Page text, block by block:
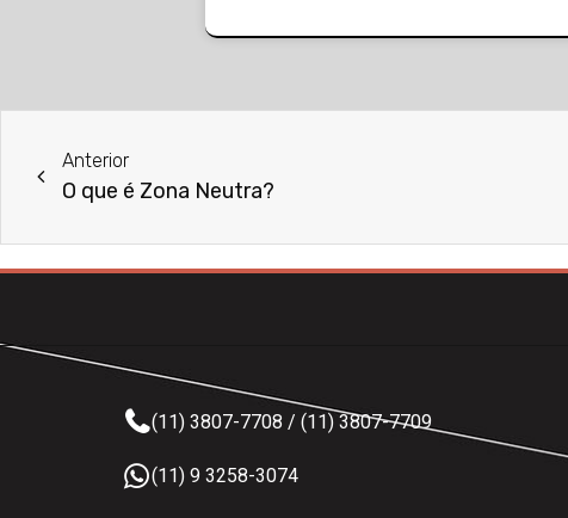
Anterior
O que é Zona Neutra?
(11) 3807-7708 / (11) 3807-7709
(11) 9 3258-3074